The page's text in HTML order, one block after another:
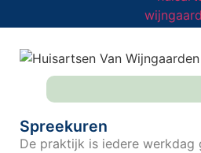
Spreekuren
De praktijk is iedere werkdag